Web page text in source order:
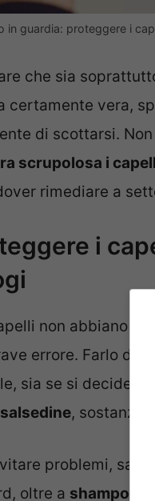
in guardia: proteggere i
che sia
certamente vera,
di scottarsi.
scrupolosa i
rimediare a
i
non abbiano
errore. Farlo
sia se si decide
, sostanza
problemi,
oltre a shampoo